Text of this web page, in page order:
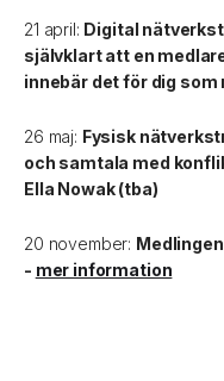
21 april: Digital
självklart att en
innebär det för dig som
26 maj: Fysisk
och samtala med
Ella Nowak (tba)
20 november:
- mer information